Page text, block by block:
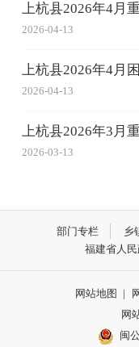
上杭县2026年4月
2026-04-13
上杭县2026年4月
2026-04-13
上杭县2026年3月
2026-03-13
部门专栏 乡
福建省人
网站地图 |
网
闽